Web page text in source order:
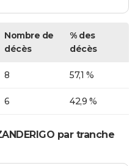
Nombre de
décès
% des
décès
8 57,1 %
6 42,9 %
par tranche